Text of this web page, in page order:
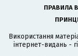
ПРАВИЛА
Використання
інтернет-видань -